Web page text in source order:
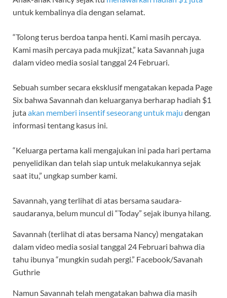
untuk kembalinya dia dengan selamat.
“Tolong terus berdoa tanpa henti. Kami masih percaya.
Kami masih percaya pada mukjizat,” kata Savannah juga
dalam video media sosial tanggal 24 Februari.
Sebuah sumber secara eksklusif mengatakan kepada Page
Six bahwa Savannah dan keluarganya berharap hadiah $1
jutaakan memberi insentif seseorang untuk maju dengan
informasi tentang kasus ini.
“Keluarga pertama kali mengajukan ini pada hari pertama
penyelidikan dan telah siap untuk melakukannya sejak
saat itu,” ungkap sumber kami.
Savannah, yang terlihat di atas bersama saudara-
saudaranya, belum muncul di “Today” sejak ibunya hilang.
Savannah (terlihat di atas bersama Nancy) mengatakan
dalam video media sosial tanggal 24 Februari bahwa dia
tahu ibunya “mungkin sudah pergi.” Facebook/Savanah
Guthrie
Namun Savannah telah mengatakan bahwa dia masih